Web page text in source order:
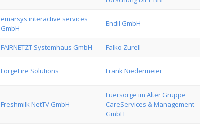
emarsys interactive services
GmbH
Endil GmbH
FAIRNETZT Systemhaus GmbH Falko Zurell
ForgeFire Solutions Frank Niedermeier
Freshmilk NetTV GmbH
Fuersorge im Alter Gruppe
CareServices & Management
GmbH